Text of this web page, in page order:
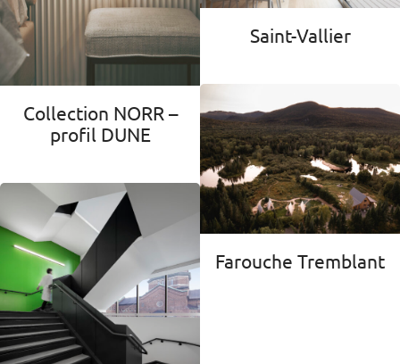
Collection NORR –
profil DUNE
Saint-Vallier
Farouche Tremblant